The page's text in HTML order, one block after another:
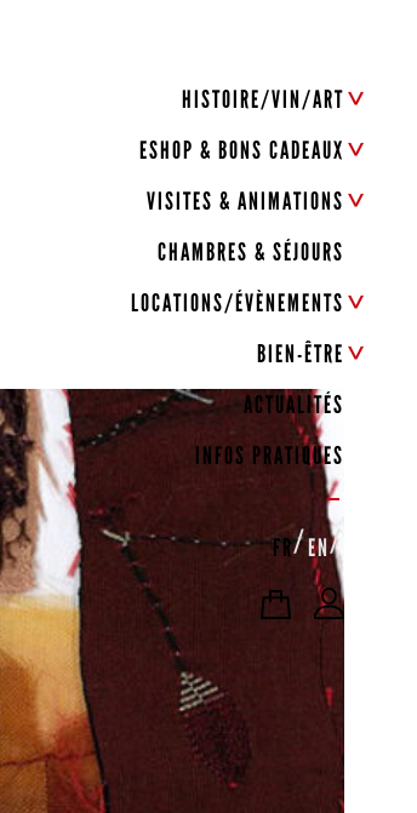
HISTOIRE/VIN/ART
ESHOP & BONS CADEAUX
VISITES & ANIMATIONS
CHAMBRES & SÉJOURS
LOCATIONS/ÉVÈNEMENTS
BIEN-ÊTRE
ACTUALITÉS
INFOS PRATIQUES
FR EN